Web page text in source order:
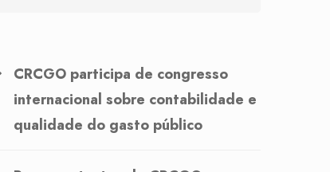
CRCGO participa de congresso
internacional sobre contabilidade e
qualidade do gasto público